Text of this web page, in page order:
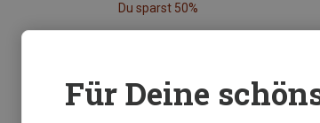
Du sparst 50%
Für Deine